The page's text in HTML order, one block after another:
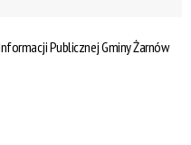
Publicznej Gminy Żarnów